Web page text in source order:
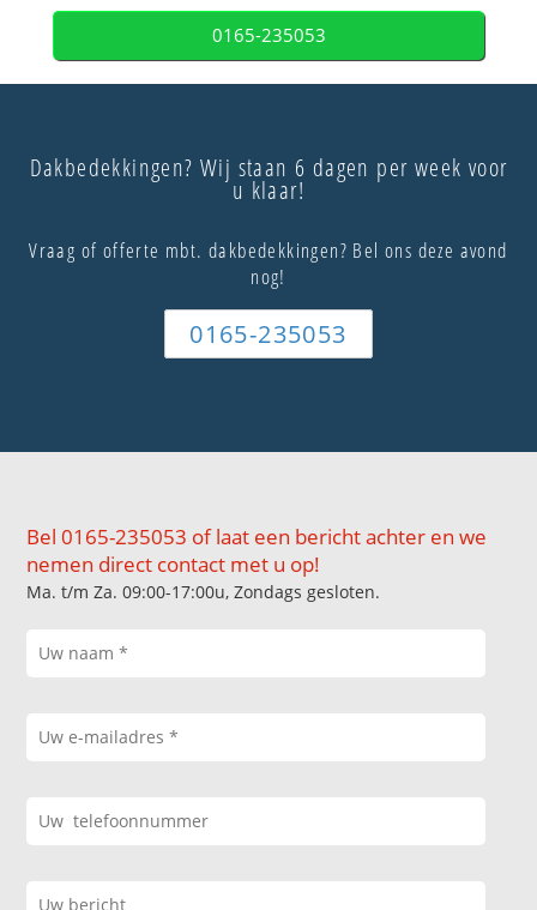
0165-235053
Dakbedekkingen? Wij staan 6 dagen per week voor
u klaar!
Vraag of offerte mbt. dakbedekkingen? Bel ons deze avond
nog!
0165-235053
Bel 0165-235053 of laat een bericht achter en we
nemen direct contact met u op!
Ma. t/m Za. 09:00-17:00u, Zondags gesloten.